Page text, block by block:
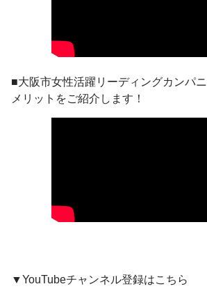
■大阪市女性活躍リーディングカンパ
メリットをご紹介します！
▼YouTubeチャンネル登録はこちら